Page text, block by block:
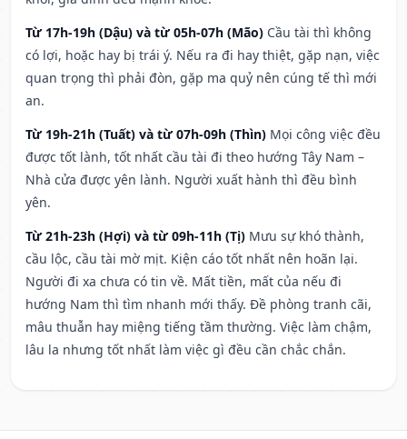
Từ 17h-19h (Dậu) và từ 05h-07h (Mão) Cầu tài thì không
có lợi, hoặc hay bị trái ý. Nếu ra đi hay thiệt, gặp nạn, việc
quan trọng thì phải đòn, gặp ma quỷ nên cúng tế thì mới
an.
Từ 19h-21h (Tuất) và từ 07h-09h (Thìn) Mọi công việc đều
được tốt lành, tốt nhất cầu tài đi theo hướng Tây Nam –
Nhà cửa được yên lành. Người xuất hành thì đều bình
yên.
Từ 21h-23h (Hợi) và từ 09h-11h (Tị) Mưu sự khó thành,
cầu lộc, cầu tài mờ mịt. Kiện cáo tốt nhất nên hoãn lại.
Người đi xa chưa có tin về. Mất tiền, mất của nếu đi
hướng Nam thì tìm nhanh mới thấy. Đề phòng tranh cãi,
mâu thuẫn hay miệng tiếng tầm thường. Việc làm chậm,
lâu la nhưng tốt nhất làm việc gì đều cần chắc chắn.